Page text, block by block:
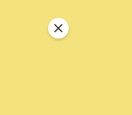
关闭特別通告